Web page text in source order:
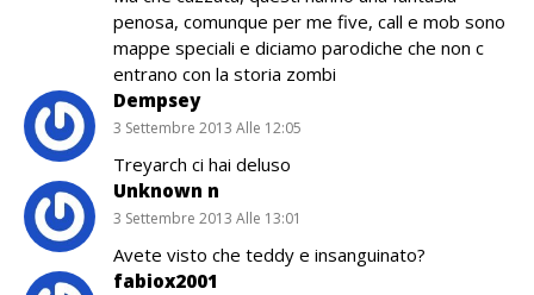
penosa, comunque per me five, call e mob sono
mappe speciali e diciamo parodiche che non c
entrano con la storia zombi
Dempsey
3 Settembre 2013 Alle 12:05
Treyarch ci hai deluso
Unknown n
3 Settembre 2013 Alle 13:01
Avete visto che teddy e insanguinato?
fabiox2001